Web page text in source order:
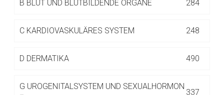
B BLUT UND BLUTBILDENDE ORGANE 284
C KARDIOVASKULÄRES SYSTEM 248
D DERMATIKA 490
G UROGENITALSYSTEM UND SEXUALHORMON
337
Zur Seite